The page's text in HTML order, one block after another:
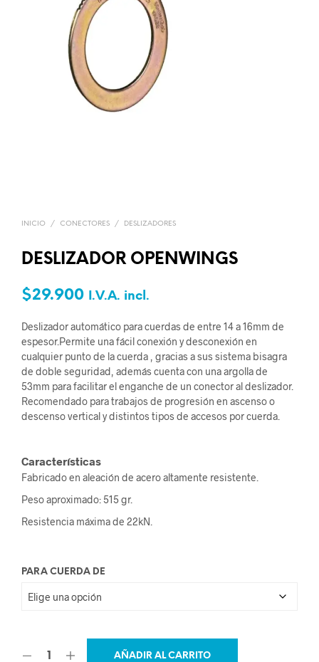
INICIO / CONECTORES / DESLIZADORES
DESLIZADOR OPENWINGS
$29.900 I.V.A. incl.
Deslizador automático para cuerdas de entre 14 a 16mm de
espesor.Permite una fácil conexión y desconexión en
cualquier punto de la cuerda , gracias a sus sistema bisagra
de doble seguridad, además cuenta con una argolla de
53mm para facilitar el enganche de un conector al deslizador.
Recomendado para trabajos de progresión en ascenso o
descenso vertical y distintos tipos de accesos por cuerda.
Características
Fabricado en aleación de acero altamente resistente.
Peso aproximado: 515 gr.
Resistencia máxima de 22kN.
PARA CUERDA DE
AÑADIR AL CARRITO